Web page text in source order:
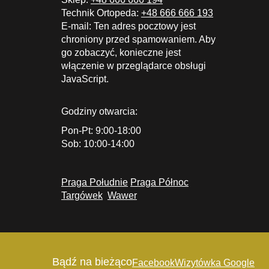
Technik Ortopeda: +48 666 666 193
E-mail: Ten adres pocztowy jest
chroniony przed spamowaniem. Aby
go zobaczyć, konieczne jest
włączenie w przeglądarce obsługi
JavaScript.
Godziny otwarcia:
Pon-Pt: 9:00-18:00
Sob: 10:00-14:00
Praga Południe Praga Północ
Targówek Wawer
Bądź na bieżącoFacebookWizytówka Google